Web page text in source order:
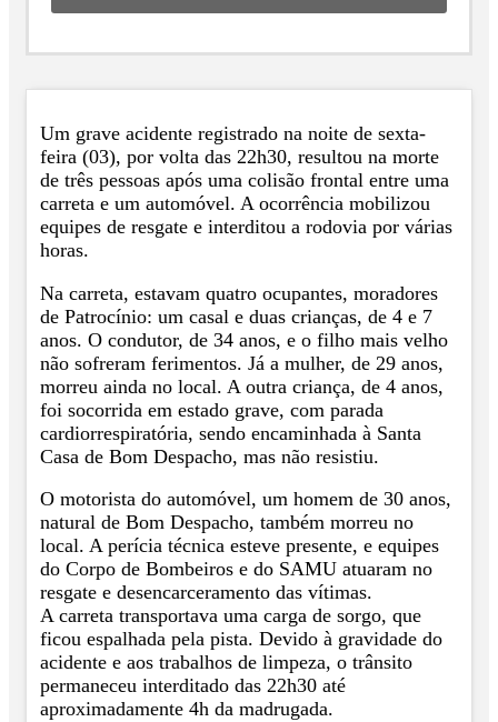
Um grave acidente registrado na noite de sexta-
feira (03), por volta das 22h30, resultou na morte
de três pessoas após uma colisão frontal entre uma
carreta e um automóvel. A ocorrência mobilizou
equipes de resgate e interditou a rodovia por várias
horas.
Na carreta, estavam quatro ocupantes, moradores
de Patrocínio: um casal e duas crianças, de 4 e 7
anos. O condutor, de 34 anos, e o filho mais velho
não sofreram ferimentos. Já a mulher, de 29 anos,
morreu ainda no local. A outra criança, de 4 anos,
foi socorrida em estado grave, com parada
cardiorrespiratória, sendo encaminhada à Santa
Casa de Bom Despacho, mas não resistiu.
O motorista do automóvel, um homem de 30 anos,
natural de Bom Despacho, também morreu no
local. A perícia técnica esteve presente, e equipes
do Corpo de Bombeiros e do SAMU atuaram no
resgate e desencarceramento das vítimas.
A carreta transportava uma carga de sorgo, que
ficou espalhada pela pista. Devido à gravidade do
acidente e aos trabalhos de limpeza, o trânsito
permaneceu interditado das 22h30 até
aproximadamente 4h da madrugada.